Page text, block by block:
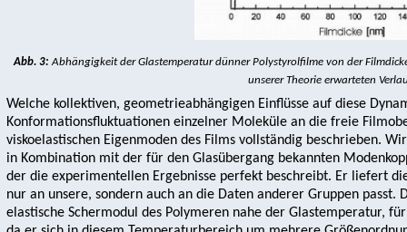
Abb. 3: Abhängigkeit der Glastemperatur dünner Polystyrolfilme von der
unserer Theorie erwarteten
Welche kollektiven, geometrieabhängigen Einflüsse auf diese
Konformationsfluktuationen einzelner Moleküle an die freie
viskoelastischen Eigenmoden des Films vollständig beschrieben.
in Kombination mit der für den Glasübergang bekannten
der die experimentellen Ergebnisse perfekt beschreibt. Er liefert
nur an unsere, sondern auch an die Daten anderer Gruppen passt.
elastische Schermodul des Polymeren nahe der Glastemperatur,